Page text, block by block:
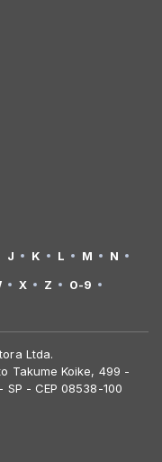
J K L M
N
X Z 0-9
Ltda.
Takume Koike, 499 -
- CEP 08538-100